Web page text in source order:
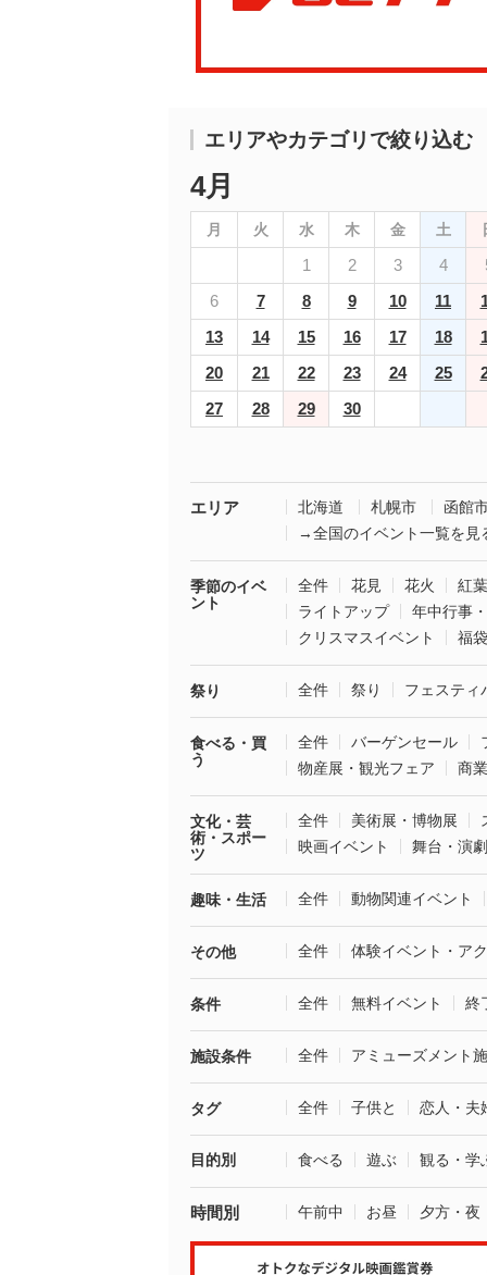
エリアやカテゴリで絞り込む
4月
月 火 水 木 金 土
1 2 3 4
6
7 8 9 10 11
13
14 15 16 17 18
20
21 22 23 24 25
27
28 29 30
エリア 北海道 札幌市
函館
→全国のイベント一覧を見
季節のイベ
ント
全件 花見 花火
紅葉
ライトアップ
年中行事
クリスマスイベント
福
祭り 全件 祭り フェスティ
食べる・買
う
全件 バーゲンセール
物産展・観光フェア
商
文化・芸
術・スポー
ツ
全件 美術展・博物展
映画イベント
舞台・演劇
趣味・生活 全件 動物関連イベント
その他 全件 体験イベント・ア
条件 全件 無料イベント 終
施設条件 全件 アミューズメント
タグ 全件 子供と 恋人・夫
目的別 食べる 遊ぶ 観る・学
時間別 午前中 お昼 夕方・夜